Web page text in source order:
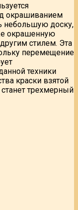
окрашиванием
небольшую доску,
окрашенную
стилем. Эта
перемещение
техники
краски взятой
станет трехмерный